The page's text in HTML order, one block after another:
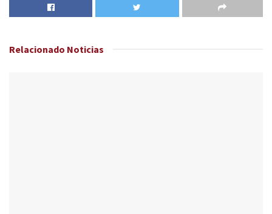
Relacionado Noticias